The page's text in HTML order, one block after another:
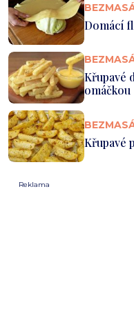
Domácí
Křupavé
omáčkou
Křupavé
Reklama